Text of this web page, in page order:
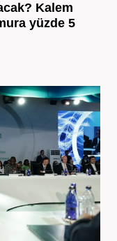
Kalem
yüzde 5